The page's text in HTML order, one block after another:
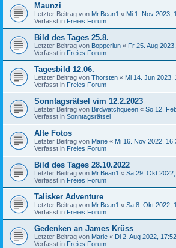
Maunzi
Letzter Beitrag von Mr.Bean1 « Mi 1. Nov 2023,
Verfasst in Freies Forum
Bild des Tages 25.8.
Letzter Beitrag von Bopperlun « Fr 25. Aug
Verfasst in Freies Forum
Tagesbild 12.06.
Letzter Beitrag von Thorsten « Mi 14. Jun 2023,
Verfasst in Freies Forum
Sonntagsrätsel vim 12.2.2023
Letzter Beitrag von Birdwatchqueen « So 12.
Verfasst in Sonntagsrätsel
Alte Fotos
Letzter Beitrag von Marie « Mi 16. Nov 2022,
Verfasst in Freies Forum
Bild des Tages 28.10.2022
Letzter Beitrag von Mr.Bean1 « Sa 29. Okt
Verfasst in Freies Forum
Talisker Adventure
Letzter Beitrag von Mr.Bean1 « Sa 8. Okt 2022,
Verfasst in Freies Forum
Gedenken an James Krüss
Letzter Beitrag von Marie « Di 2. Aug 2022, 17:52
Verfasst in Freies Forum